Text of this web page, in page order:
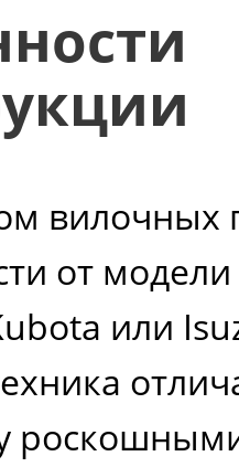
вилочных
от
или